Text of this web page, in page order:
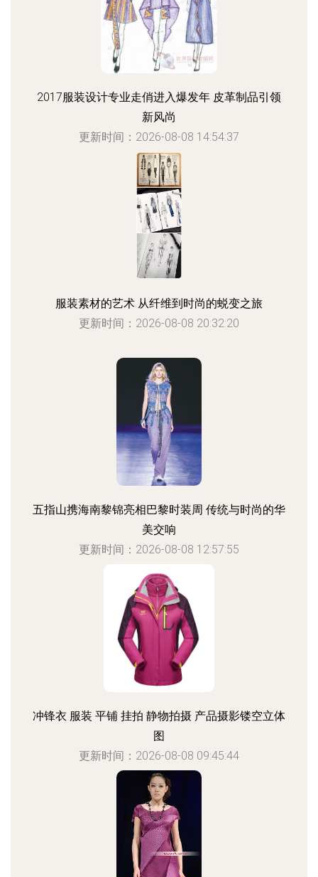
2017服装设计专业走俏进入爆发年 皮革制品引领
新风尚
更新时间：2026-08-08 14:54:37
服装素材的艺术 从纤维到时尚的蜕变之旅
更新时间：2026-08-08 20:32:20
五指山携海南黎锦亮相巴黎时装周 传统与时尚的华
美交响
更新时间：2026-08-08 12:57:55
冲锋衣 服装 平铺 挂拍 静物拍摄 产品摄影镂空立体
图
更新时间：2026-08-08 09:45:44